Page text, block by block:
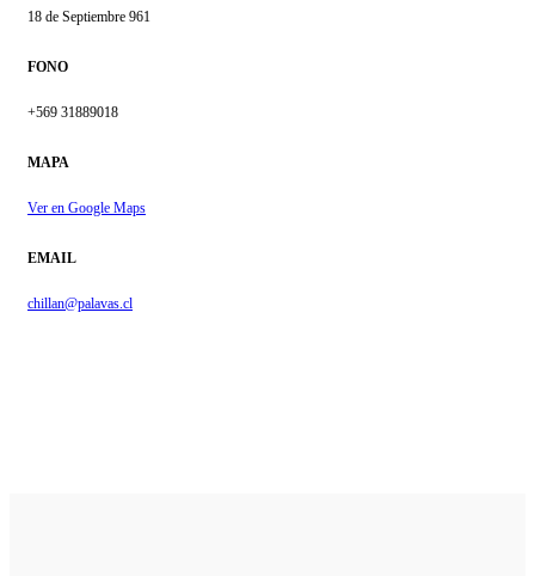
18 de Septiembre 961
FONO
+569 31889018
MAPA
Ver en Google Maps
EMAIL
chillan@palavas.cl